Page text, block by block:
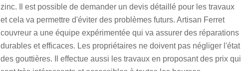
zinc. Il est possible de demander un devis détaillé pour les travaux
et cela va permettre d'éviter des problèmes futurs. Artisan Ferret
couvreur a une équipe expérimentée qui va assurer des réparations
durables et efficaces. Les propriétaires ne doivent pas négliger l'état
des gouttières. Il effectue aussi les travaux en proposant des prix qui